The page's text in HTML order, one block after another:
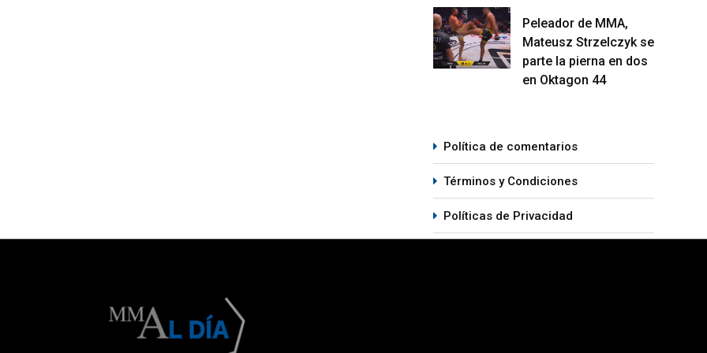
Peleador de MMA,
Mateusz Strzelczyk se
parte la pierna en dos
en Oktagon 44
Política de comentarios
Términos y Condiciones
Políticas de Privacidad